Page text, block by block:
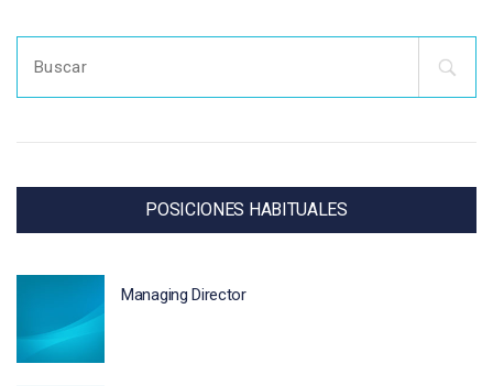
for:
POSICIONES HABITUALES
Managing Director